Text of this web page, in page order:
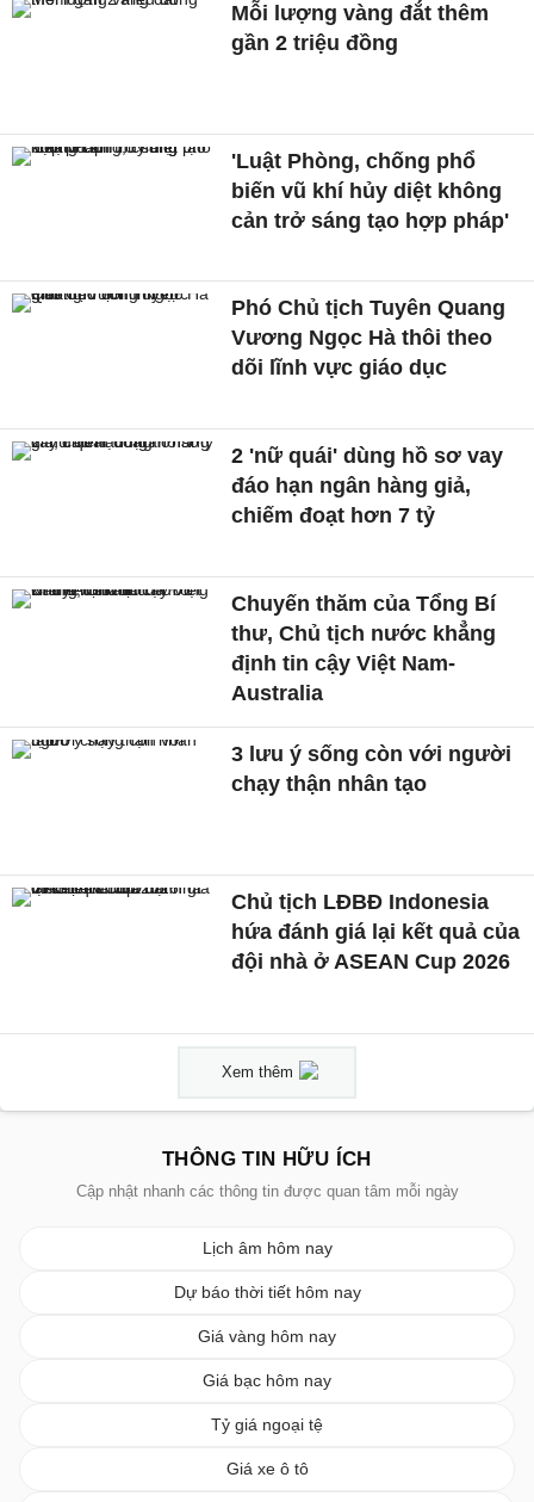
Mỗi lượng vàng đắt thêm
gần 2 triệu đồng
'Luật Phòng, chống phổ
biến vũ khí hủy diệt không
cản trở sáng tạo hợp pháp'
Phó Chủ tịch Tuyên Quang
Vương Ngọc Hà thôi theo
dõi lĩnh vực giáo dục
2 'nữ quái' dùng hồ sơ vay
đáo hạn ngân hàng giả,
chiếm đoạt hơn 7 tỷ
Chuyến thăm của Tổng Bí
thư, Chủ tịch nước khẳng
định tin cậy Việt Nam-
Australia
3 lưu ý sống còn với người
chạy thận nhân tạo
Chủ tịch LĐBĐ Indonesia
hứa đánh giá lại kết quả của
đội nhà ở ASEAN Cup 2026
Xem thêm
THÔNG TIN HỮU ÍCH
Cập nhật nhanh các thông tin được quan tâm mỗi ngày
Lịch âm hôm nay
Dự báo thời tiết hôm nay
Giá vàng hôm nay
Giá bạc hôm nay
Tỷ giá ngoại tệ
Giá xe ô tô